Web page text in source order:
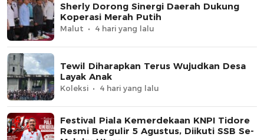
Sherly Dorong Sinergi Daerah Dukung
Koperasi Merah Putih
Malut 4 hari yang lalu
Tewil Diharapkan Terus Wujudkan Desa
Layak Anak
Koleksi 4 hari yang lalu
Festival Piala Kemerdekaan KNPI Tidore
Resmi Bergulir 5 Agustus, Diikuti SSB Se-